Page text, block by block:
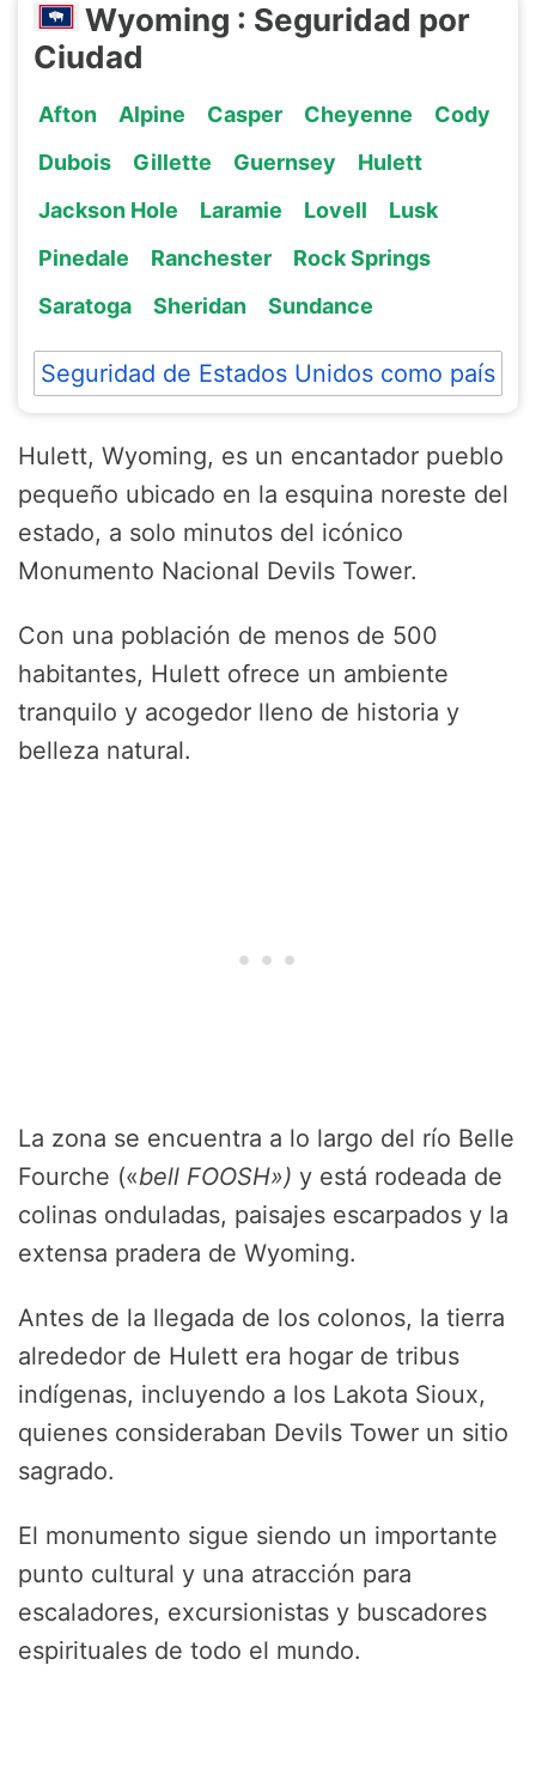
Wyoming : Seguridad por
Ciudad
Afton Alpine Casper Cheyenne
Cody
Dubois
Gillette Guernsey
Hulett
Jackson Hole
Laramie Lovell
Lusk
Pinedale
Ranchester
Rock Springs
Saratoga
Sheridan Sundance
Seguridad de Estados Unidos como país
Hulett, Wyoming, es un encantador pueblo
pequeño ubicado en la esquina noreste del
estado, a solo minutos del icónico
Monumento Nacional Devils Tower.
Con una población de menos de 500
habitantes, Hulett ofrece un ambiente
tranquilo y acogedor lleno de historia y
belleza natural.
La zona se encuentra a lo largo del río Belle
Fourche («bell FOOSH») y está rodeada de
colinas onduladas, paisajes escarpados y la
extensa pradera de Wyoming.
Antes de la llegada de los colonos, la tierra
alrededor de Hulett era hogar de tribus
indígenas, incluyendo a los Lakota Sioux,
quienes consideraban Devils Tower un sitio
sagrado.
El monumento sigue siendo un importante
punto cultural y una atracción para
escaladores, excursionistas y buscadores
espirituales de todo el mundo.